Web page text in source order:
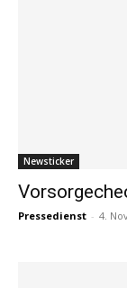
Newsticker
Pressedienst - 4.